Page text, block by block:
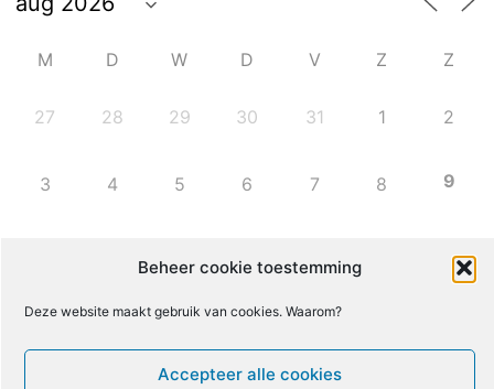
Beheer cookie toestemming
Deze website maakt gebruik van cookies. Waarom?
Accepteer alle cookies
M D W D V Z Z
27 28 29 30 31 1 2
3 4 5 6 7 8 9
16
17 18 19 20 21